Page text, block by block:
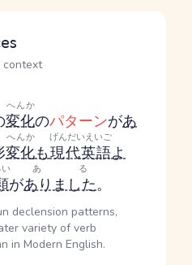
context
変化
へんか
のパターンがあ
変化
へんか
も現代英語
げんだいえいご
よ
い
がありました
ある
。
declension patterns,
variety of verb
in Modern English.